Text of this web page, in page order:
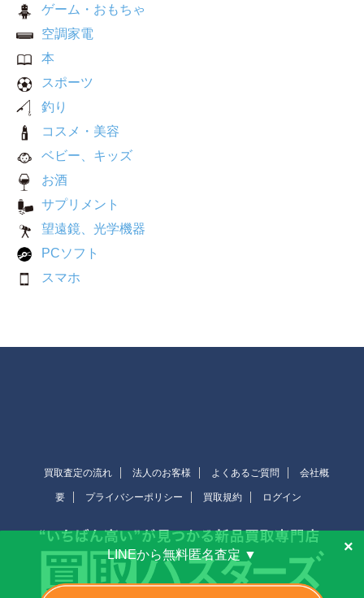
ゲーム・おもちゃ
空調家電
本
スポーツ
釣り
コスメ・美容
ベビー、キッズ
お酒
サプリメント
望遠鏡、光学機器
PCソフト
スマホ
買取査定の流れ 法人のお客様 よくあるご質問 会社概
要 プライバシーポリシー 買取規約 ログイン
LINEから無料匿名査定 ▼ ×